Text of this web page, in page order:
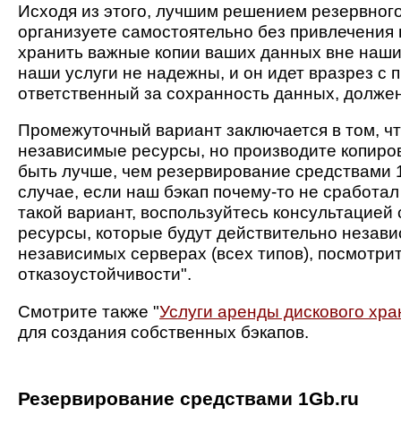
Исходя из этого, лучшим решением
организуете самостоятельно без
хранить важные копии ваших данных вне
наши услуги не надежны, и он идет вразрез с
ответственный за сохранность данных,
Промежуточный вариант заключается в том,
независимые ресурсы, но производите
быть лучше, чем резервирование средствами
случае, если наш бэкап почему-то не
такой вариант, воспользуйтесь
ресурсы, которые будут действительно
независимых серверах (всех типов),
отказоустойчивости".
Смотрите также "Услуги аренды дискового
для создания собственных бэкапов.
Резервирование средствами 1Gb.ru